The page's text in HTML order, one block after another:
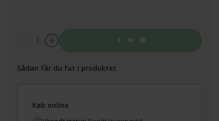
1
Sådan får du fat i produktet
Køb online